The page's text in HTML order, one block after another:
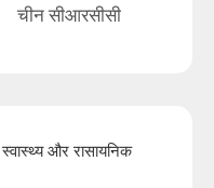
चीन सीआरसीसी
स्वास्थ्य और रासायनिक